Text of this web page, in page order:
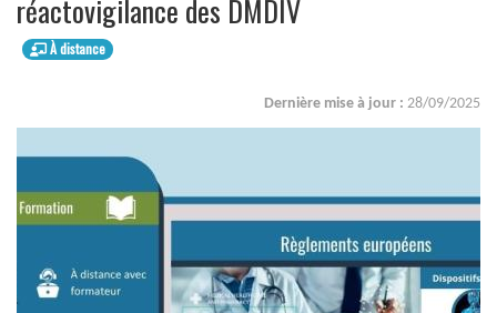
réactovigilance des DMDIV
À distance
Dernière mise à jour : 28/09/2025